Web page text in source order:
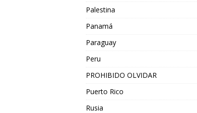
Palestina
Panamá
Paraguay
Peru
PROHIBIDO OLVIDAR
Puerto Rico
Rusia